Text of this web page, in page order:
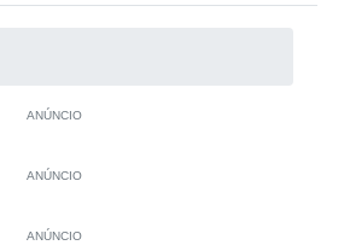
ANÚNCIO
ANÚNCIO
ANÚNCIO